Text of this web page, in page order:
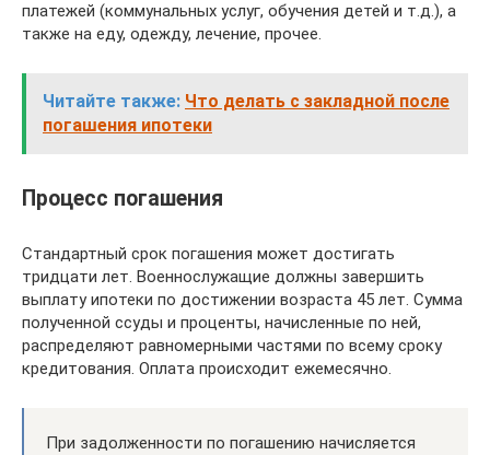
платежей (коммунальных услуг, обучения детей и т.д.), а
также на еду, одежду, лечение, прочее.
Читайте также: Что делать с закладной после
погашения ипотеки
Процесс погашения
Стандартный срок погашения может достигать
тридцати лет. Военнослужащие должны завершить
выплату ипотеки по достижении возраста 45 лет. Сумма
полученной ссуды и проценты, начисленные по ней,
распределяют равномерными частями по всему сроку
кредитования. Оплата происходит ежемесячно.
При задолженности по погашению начисляется